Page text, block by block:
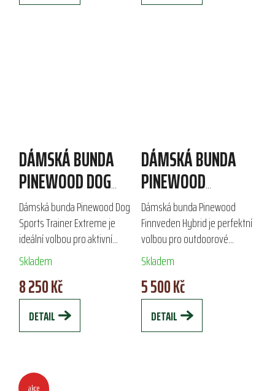
DÁMSKÁ BUNDA
PINEWOOD DOG
SPORTS TRAINER
EXTREME
Dámská bunda Pinewood Dog
Sports Trainer Extreme je
ideální volbou pro aktivní
milovnice psů. Je vyrobena z
odolného materiálu s
voděodolnou membránou,
nabízí vysokou...
Skladem
8 250 Kč
DETAIL
DÁMSKÁ BUNDA
PINEWOOD
FINNVEDEN HYBRID
Dámská bunda Pinewood
Finnveden Hybrid je perfektní
volbou pro outdoorové
aktivity i každodenní nošení.
Vyniká kombinací strečového
polyesteru a bavlny,
voděodpudivou úpravou a...
Skladem
5 500 Kč
DETAIL
akce